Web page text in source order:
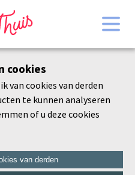
cookies
van cookies van derden
te kunnen analyseren
of u deze cookies
van derden
van de dorre tak